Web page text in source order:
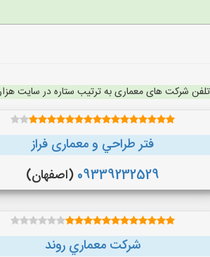
تلفن شرکت های معماری به ترتیب ستاره در سایت
فتر طراحي و معماری فراز
09339232529 (اصفهان)
شركت معماري روند